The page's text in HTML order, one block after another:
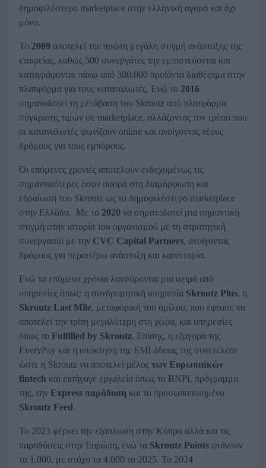
δημοφιλέστερο marketplace στην ελληνική αγορά και όχι
μόνο.
To 2009 αποτελεί την πρώτη μεγάλη στιγμή ανάπτυξης της
εταιρείας, καθώς 500 συνεργάτες την εμπιστεύονται και
καταγράφονται πάνω από 300.000 προϊόντα διαθέσιμα στην
πλατφόρμα για τους καταναλωτές. Ενώ το 2016
σηματοδοτεί τη μετάβαση του Skroutz από πλατφόρμα
σύγκρισης τιμών σε marketplace, αλλάζοντας τον τρόπο που
οι καταναλωτές ψωνίζουν online και ανοίγοντας νέους
δρόμους για τους εμπόρους.
Οι επόμενες χρονιές αποτελούν ενδεχομένως τις
σημαντικότερες όσον αφορά στη διαμόρφωση και
εδραίωση του Skroutz ως το δημοφιλέστερο marketplace
στην Ελλάδα. Με το 2020 να σηματοδοτεί μια σημαντική
στιγμή στην ιστορία του οργανισμού με τη στρατηγική
συνεργασία με την CVC Capital Partners, ανοίγοντας
δρόμους για περαιτέρω ανάπτυξη και καινοτομία.
Ενώ τα επόμενα χρόνια λανσάρονται μια σειρά από
υπηρεσίες όπως: η συνδρομητική υπηρεσία Skroutz Plus, η
Skroutz Last Mile, μεταφορική του ομίλου, που έφτασε να
αποτελεί την τρίτη μεγαλύτερη στη χώρα, και υπηρεσίες
όπως το Fulfilled by Skroutz. Επίσης, η εξαγορά της
EveryPay και η απόκτηση της EMI άδειας της συνετέλεσε
ώστε η Skroutz να αποτελεί μέλος των Ευρωπαϊκών
fintech και εισήγαγε εργαλεία όπως το BNPL πρόγραμμα
της, την Express παράδοση και το προσωποποιημένο
Skroutz Feed.
Το 2023 φέρνει την εξάπλωση στην Κύπρο αλλά και τις
παραδόσεις στην Ευρώπη, ενώ τα Skroutz Points φτάνουν
τα 1.000, με στόχο τα 4.000 το 2025. Το 2024